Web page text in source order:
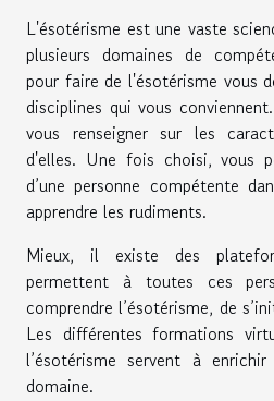
L'ésotérisme est une vaste
plusieurs domaines de
pour faire de l'ésotérisme vous
disciplines qui vous
vous renseigner sur les
d'elles. Une fois choisi, vous
d’une personne compétente
apprendre les rudiments.
Mieux, il existe des
permettent à toutes ces
comprendre l’ésotérisme, de
Les différentes formations
l’ésotérisme servent à
domaine.